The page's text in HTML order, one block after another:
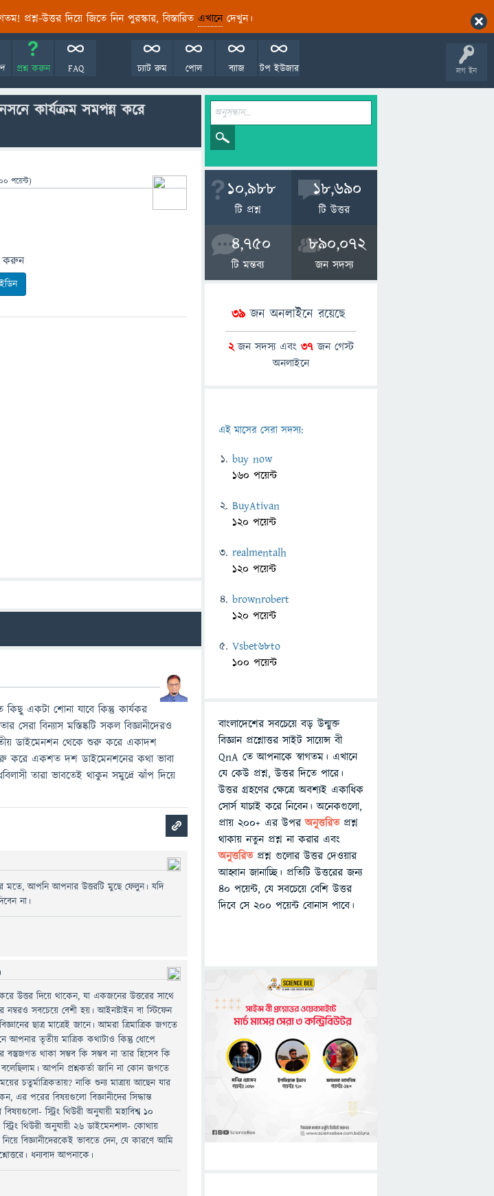
প্রশ্ন-উত্তর দিয়ে জিতে নিন পুরস্কার, বিস্তারিত এখানেদেখুন।
লগ ইন
প্রশ্ন করুন FAQ টপ ইউজার
ব্যাজ
পোল
চ্যাট রুম
কার্যক্রম সমপন্ন করে
পয়েন্ট)
করুন
কিছু একটা শোনা যাবে কিন্তু কার্যকর
বিন্যাস মস্তিষ্কটি সকল বিজ্ঞানীদেরও
তৃতীয় ডাইমেনশন থেকে শুরু করে একাদশ
করে একশত দশ ডাইমেনশনের কথা ভাবা
তারা ভাবতেই থাকুন সমুদ্রে ঝাঁপ দিয়ে
মতে, আপনি আপনার উত্তরটি মুছে ফেলুন। যদি
না।
উত্তর দিয়ে থাকেন, যা একজনের উত্তরের সাথে
সবচেয়ে বেশী হয়। আইনষ্টাইন বা স্টিফেন
ছাত্র মাত্রেই জানে। আমরা ত্রিমাত্রিক জগতে
তৃতীয় মাত্রিক কথাটাও কিন্তু ধোপে
বস্তুজগত থাকা সম্ভব কি সম্ভব না তার হিসেব কি
আপনি প্রশ্নকর্তা জানি না কোন জগতে
চতুর্মাত্রিকতায়? নাকি শুন্য মাত্রায় আছেন যার
এর পরের বিষয়গুলো বিজ্ঞানীদের সিদ্ধান্ত
স্ট্রিং থিউরী অনুযায়ী মহাবিশ্ব ১০
থিউরী অনুযায়ী ২৬ ডাইমেনশাল- কোথায়
বিজ্ঞানীদেরকেই ভাবতে দেন, যে কারণে আমি
ধন্যবাদ আপনাকে।
10,988
টি প্রশ্ন
18,690
টি উত্তর
4,750
টি মন্তব্য
890,072
জন সদস্য
39জন অনলাইনে রয়েছে
2জন সদস্য এবং 37 জন গেস্ট
অনলাইনে
এই মাসের সেরা সদস্য:
buy now
160 পয়েন্ট
BuyAtivan
120 পয়েন্ট
realmentalh
120 পয়েন্ট
brownrobert
120 পয়েন্ট
Vsbet68to
100 পয়েন্ট
বাংলাদেশের সবচেয়ে বড় উন্মুক্ত
বিজ্ঞান প্রশ্নোত্তর সাইট সায়েন্স বী
QnA তে আপনাকে স্বাগতম। এখানে
যে কেউ প্রশ্ন, উত্তর দিতে পারে।
উত্তর গ্রহণের ক্ষেত্রে অবশ্যই একাধিক
সোর্স যাচাই করে নিবেন। অনেকগুলো,
প্রায় ২০০+ এর উপরঅনুত্তরিতপ্রশ্ন
থাকায় নতুন প্রশ্ন না করার এবং
অনুত্তরিত প্রশ্ন গুলোর উত্তর দেওয়ার
আহ্বান জানাচ্ছি। প্রতিটি উত্তরের জন্য
৪০ পয়েন্ট, যে সবচেয়ে বেশি উত্তর
দিবে সে ২০০ পয়েন্ট বোনাস পাবে।